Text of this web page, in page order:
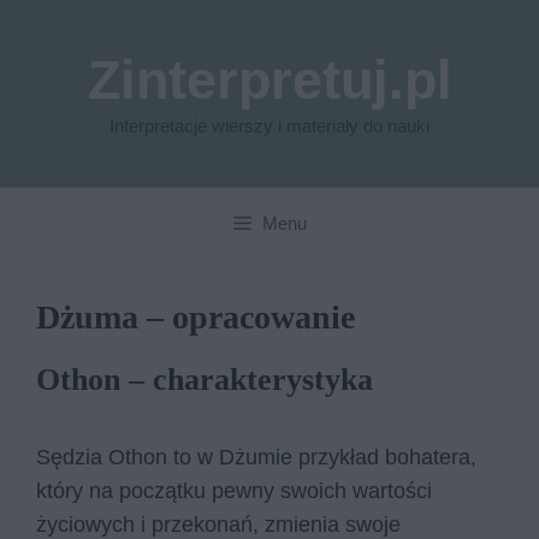
Menu
Dżuma – opracowanie
Othon – charakterystyka
Sędzia Othon to w Dżumie przykład bohatera,
który na początku pewny swoich wartości
życiowych i przekonań, zmienia swoje